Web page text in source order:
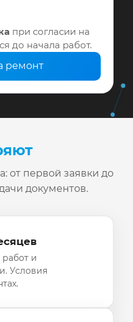
при согласии на
до начала работ.
ремонт
от первой заявки до
документов.
и
Условия